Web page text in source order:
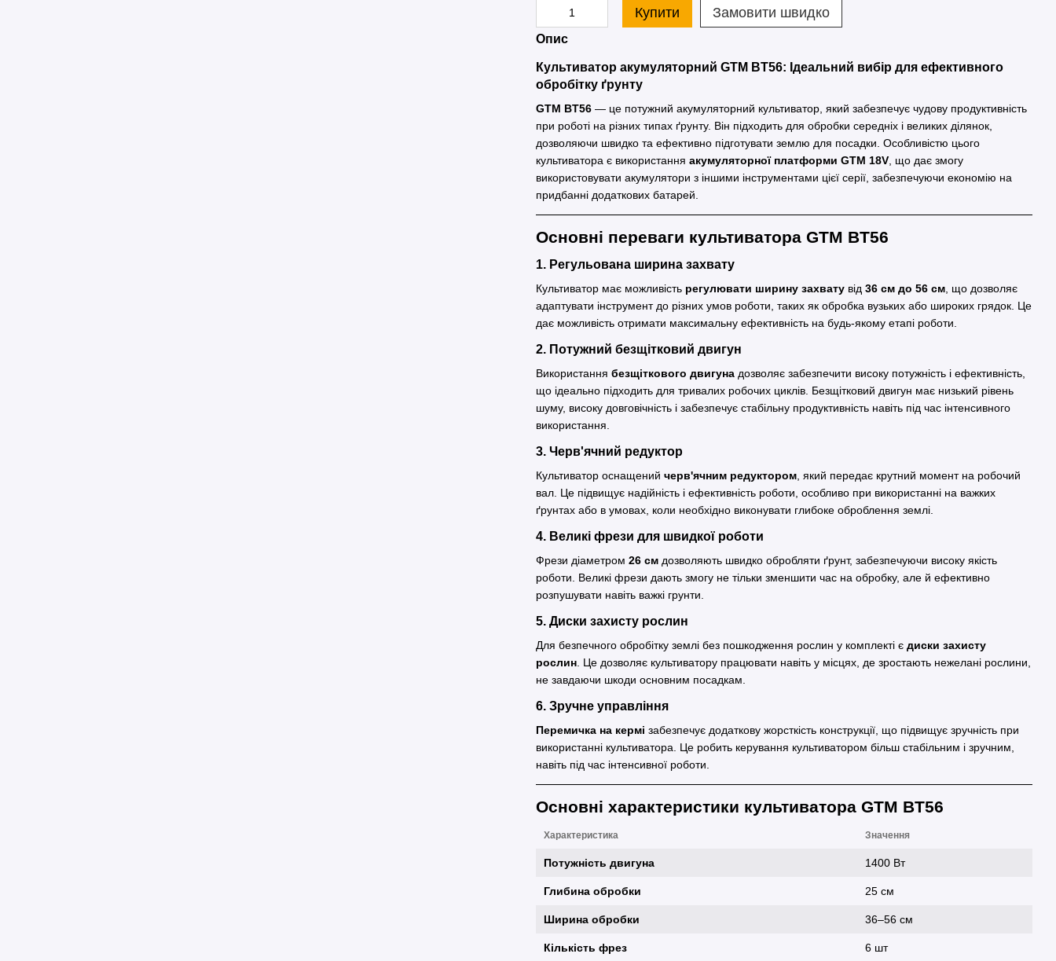
Купити Замовити швидко
Опис
Культиватор акумуляторний GTM BT56: Ідеальний вибір для ефективного
обробітку ґрунту
GTM BT56 — це потужний акумуляторний культиватор, який забезпечує чудову продуктивність
при роботі на різних типах ґрунту. Він підходить для обробки середніх і великих ділянок,
дозволяючи швидко та ефективно підготувати землю для посадки. Особливістю цього
культиватора є використання акумуляторної платформи GTM 18V , що дає змогу
використовувати акумулятори з іншими інструментами цієї серії, забезпечуючи економію на
придбанні додаткових батарей.
Основні переваги культиватора GTM BT56
1. Регульована ширина захвату
Культиватор має можливість регулювати ширину захвату від 36 см до 56 см , що дозволяє
адаптувати інструмент до різних умов роботи, таких як обробка вузьких або широких грядок. Це
дає можливість отримати максимальну ефективність на будь-якому етапі роботи.
2. Потужний безщітковий двигун
Використання безщіткового двигуна дозволяє забезпечити високу потужність і ефективність,
що ідеально підходить для тривалих робочих циклів. Безщітковий двигун має низький рівень
шуму, високу довговічність і забезпечує стабільну продуктивність навіть під час інтенсивного
використання.
3. Черв'ячний редуктор
Культиватор оснащений черв'ячним редуктором , який передає крутний момент на робочий
вал. Це підвищує надійність і ефективність роботи, особливо при використанні на важких
ґрунтах або в умовах, коли необхідно виконувати глибоке оброблення землі.
4. Великі фрези для швидкої роботи
Фрези діаметром 26 см дозволяють швидко обробляти ґрунт, забезпечуючи високу якість
роботи. Великі фрези дають змогу не тільки зменшити час на обробку, але й ефективно
розпушувати навіть важкі грунти.
5. Диски захисту рослин
Для безпечного обробітку землі без пошкодження рослин у комплекті є диски захисту
рослин . Це дозволяє культиватору працювати навіть у місцях, де зростають нежелані рослини,
не завдаючи шкоди основним посадкам.
6. Зручне управління
Перемичка на кермі забезпечує додаткову жорсткість конструкції, що підвищує зручність при
використанні культиватора. Це робить керування культиватором більш стабільним і зручним,
навіть під час інтенсивної роботи.
Основні характеристики культиватора GTM BT56
Характеристика Значення
Потужність двигуна 1400 Вт
Глибина обробки 25 см
Ширина обробки 36–56 см
Кількість фрез 6 шт